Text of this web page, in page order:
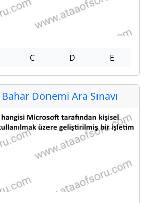
C D E
Dönemi Ara Sınavı